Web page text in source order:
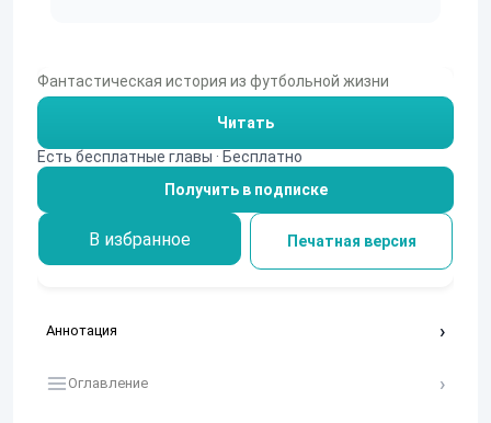
Фантастическая история из футбольной жизни
Читать
Есть бесплатные главы · Бесплатно
Получить в подписке
В избранное Печатная версия
Аннотация
Оглавление